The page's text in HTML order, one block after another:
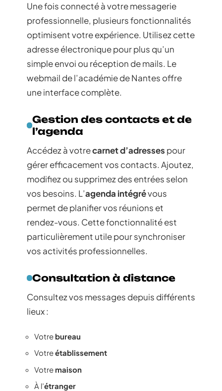
Une fois connecté à votre messagerie
professionnelle, plusieurs fonctionnalités
optimisent votre expérience. Utilisez cette
adresse électronique pour plus qu’un
simple envoi ou réception de mails. Le
webmail de l’académie de Nantes offre
une interface complète.
Gestion des contacts et de
l’agenda
Accédez à votrecarnet d’adresses pour
gérer efficacement vos contacts. Ajoutez,
modifiez ou supprimez des entrées selon
vos besoins. L’agenda intégrévous
permet de planifier vos réunions et
rendez-vous. Cette fonctionnalité est
particulièrement utile pour synchroniser
vos activités professionnelles.
Consultation à distance
Consultez vos messages depuis différents
lieux :
Votre bureau
Votreétablissement
Votre maison
À l’étranger